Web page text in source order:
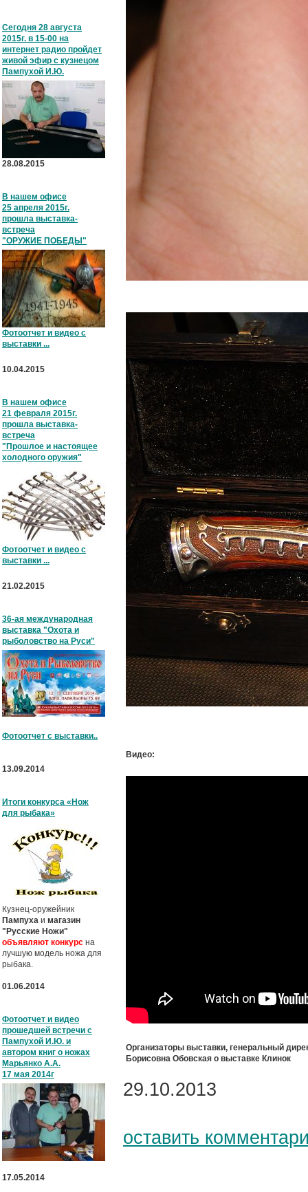
Сегодня 28 августа
2015г. в 15-00 на
интернет радио пройдет
живой эфир с кузнецом
Пампухой И.Ю.
28.08.2015
В нашем офисе
25 апреля 2015г.
прошла выставка-
встреча
"ОРУЖИЕ ПОБЕДЫ"
Фотоотчет и видео с
выставки ...
10.04.2015
В нашем офисе
21 февраля 2015г.
прошла выставка-
встреча
"Прошлое и настоящее
холодного оружия"
Фотоотчет и видео с
выставки ...
21.02.2015
36-ая международная
выставка "Охота и
рыболовство на Руси"
Фотоотчет с выставки..
13.09.2014
Итоги конкурса «Нож
для рыбака»
Кузнец-оружейник
Пампуха и магазин
"Русские Ножи"
объявляют конкурс на
лучшую модель ножа для
рыбака.
01.06.2014
Фотоотчет и видео
прошедшей встречи с
Пампухой И.Ю. и
автором книг о ножах
Марьянко А.А.
17 мая 2014г
17.05.2014
Видео:
Организаторы выставки, генеральный
Борисовна Обовская о выставке Клинок
29.10.2013
оставить